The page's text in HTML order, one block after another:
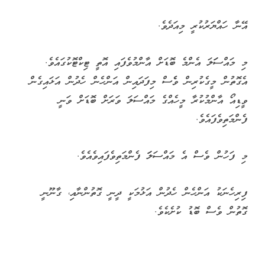
އޭނާ ހައްޔަރުކުރީ މިއަދެވެ.
މި މައްސަަލަ އެންމެ ބޮޑަށް އާންމުވެފައި އޮތީ ޓިކްޓޮކުގައެވެ.
އެގޮތުން މީގެކުރިން ވެެސް މިފަދައިން އަންހެން ހެދުން އަޅައިގެން
ވީޑިއޯ އާންމުކުރާ މީހެއްގެ މައްސަލަ ވަރަށް ބޮޑަށް ވަނީ
ފެންމަތިވެފައެވެ.
މި ފަހުން ވެސް އެ މައްސަލަަ ފެންމަތިވެފައިވެއެވެ.
ފިރިހެނަކު އަންހެން ހެދުން އަޅުމަކީ ދީނީ ގޮތުންނާއި، ގާނޫނީ
ގޮތުން ވެސް ބޮޑު ކުށެކެވެ.